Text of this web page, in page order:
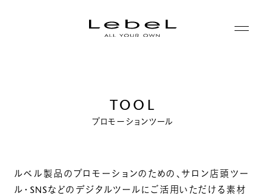
PRODUCTS
カテゴリー一覧
TOOL
プロモーションツール
ルベル製品のプロモーションのための、サロン店頭ツー
ル・SNSなどのデジタルツールにご活用いただける素材